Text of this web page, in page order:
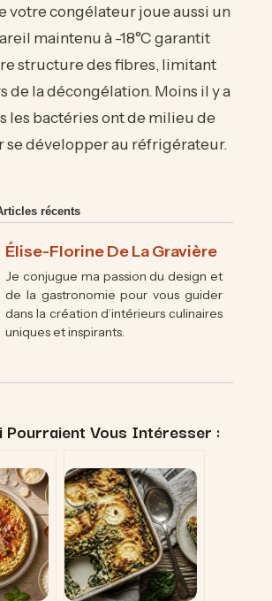
votre congélateur joue aussi un
maintenu à -18°C garantit
structure des fibres, limitant
de la décongélation. Moins il y a
les bactéries ont de milieu de
développer au réfrigérateur.
récents
Élise-Florine De La Gravière
Je conjugue ma passion du design et
de la gastronomie pour vous guider
dans la création d’intérieurs culinaires
uniques et inspirants.
Pourraient Vous Intéresser :